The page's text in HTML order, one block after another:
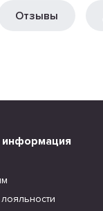
Отзывы
информация